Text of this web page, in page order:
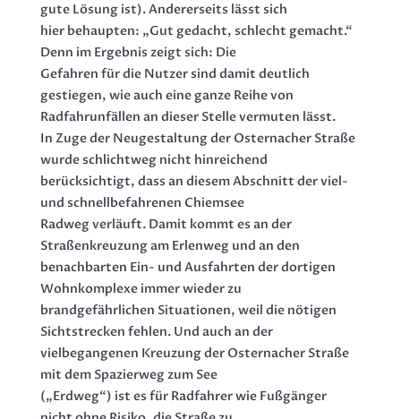
gute Lösung ist). Andererseits lässt sich
hier behaupten: „Gut gedacht, schlecht gemacht.“
Denn im Ergebnis zeigt sich: Die
Gefahren für die Nutzer sind damit deutlich
gestiegen, wie auch eine ganze Reihe von
Radfahrunfällen an dieser Stelle vermuten lässt.
In Zuge der Neugestaltung der Osternacher Straße
wurde schlichtweg nicht hinreichend
berücksichtigt, dass an diesem Abschnitt der viel-
und schnellbefahrenen Chiemsee
Radweg verläuft. Damit kommt es an der
Straßenkreuzung am Erlenweg und an den
benachbarten Ein- und Ausfahrten der dortigen
Wohnkomplexe immer wieder zu
brandgefährlichen Situationen, weil die nötigen
Sichtstrecken fehlen. Und auch an der
vielbegangenen Kreuzung der Osternacher Straße
mit dem Spazierweg zum See
(„Erdweg“) ist es für Radfahrer wie Fußgänger